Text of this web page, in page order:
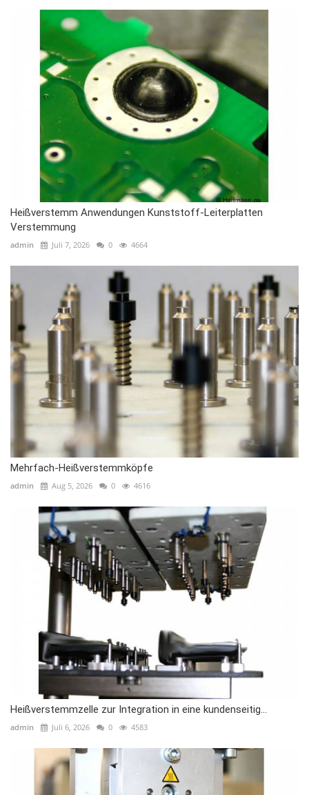
Heißverstemm Anwendungen Kunststoff-Leiterplatten
Verstemmung
admin Juli 7, 2026 0 4664
Mehrfach-Heißverstemmköpfe
admin Aug 5, 2026 0 4616
Heißverstemmzelle zur Integration in eine kundenseitig...
admin Juli 6, 2026 0 4583